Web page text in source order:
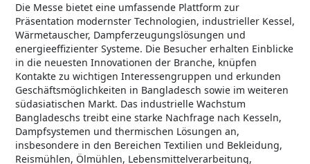
Die Messe bietet eine umfassende Plattform zur
Präsentation modernster Technologien, industrieller Kessel,
Wärmetauscher, Dampferzeugungslösungen und
energieeffizienter Systeme. Die Besucher erhalten Einblicke
in die neuesten Innovationen der Branche, knüpfen
Kontakte zu wichtigen Interessengruppen und erkunden
Geschäftsmöglichkeiten in Bangladesch sowie im weiteren
südasiatischen Markt. Das industrielle Wachstum
Bangladeschs treibt eine starke Nachfrage nach Kesseln,
Dampfsystemen und thermischen Lösungen an,
insbesondere in den Bereichen Textilien und Bekleidung,
Reismühlen, Ölmühlen, Lebensmittelverarbeitung,